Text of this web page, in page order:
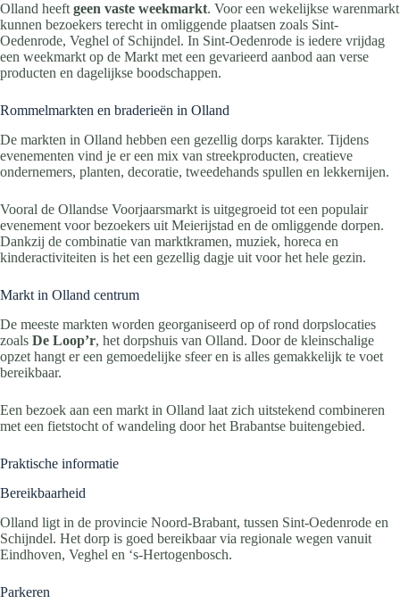
Olland heeft geen vaste weekmarkt. Voor een wekelijkse warenmarkt
kunnen bezoekers terecht in omliggende plaatsen zoals Sint-
Oedenrode, Veghel of Schijndel. In Sint-Oedenrode is iedere vrijdag
een weekmarkt op de Markt met een gevarieerd aanbod aan verse
producten en dagelijkse boodschappen.
Rommelmarkten en braderieën in Olland
De markten in Olland hebben een gezellig dorps karakter. Tijdens
evenementen vind je er een mix van streekproducten, creatieve
ondernemers, planten, decoratie, tweedehands spullen en lekkernijen.
Vooral de Ollandse Voorjaarsmarkt is uitgegroeid tot een populair
evenement voor bezoekers uit Meierijstad en de omliggende dorpen.
Dankzij de combinatie van marktkramen, muziek, horeca en
kinderactiviteiten is het een gezellig dagje uit voor het hele gezin.
Markt in Olland centrum
De meeste markten worden georganiseerd op of rond dorpslocaties
zoals De Loop’r, het dorpshuis van Olland. Door de kleinschalige
opzet hangt er een gemoedelijke sfeer en is alles gemakkelijk te voet
bereikbaar.
Een bezoek aan een markt in Olland laat zich uitstekend combineren
met een fietstocht of wandeling door het Brabantse buitengebied.
Praktische informatie
Bereikbaarheid
Olland ligt in de provincie Noord-Brabant, tussen Sint-Oedenrode en
Schijndel. Het dorp is goed bereikbaar via regionale wegen vanuit
Eindhoven, Veghel en ‘s-Hertogenbosch.
Parkeren